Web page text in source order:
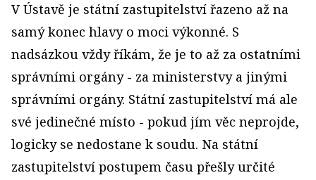
V Ústavě je státní zastupitelství řazeno až na
samý konec hlavy o moci výkonné. S
nadsázkou vždy říkám, že je to až za ostatními
správními orgány - za ministerstvy a jinými
správními orgány. Státní zastupitelství má ale
své jedinečné místo - pokud jím věc neprojde,
logicky se nedostane k soudu. Na státní
zastupitelství postupem času přešly určité